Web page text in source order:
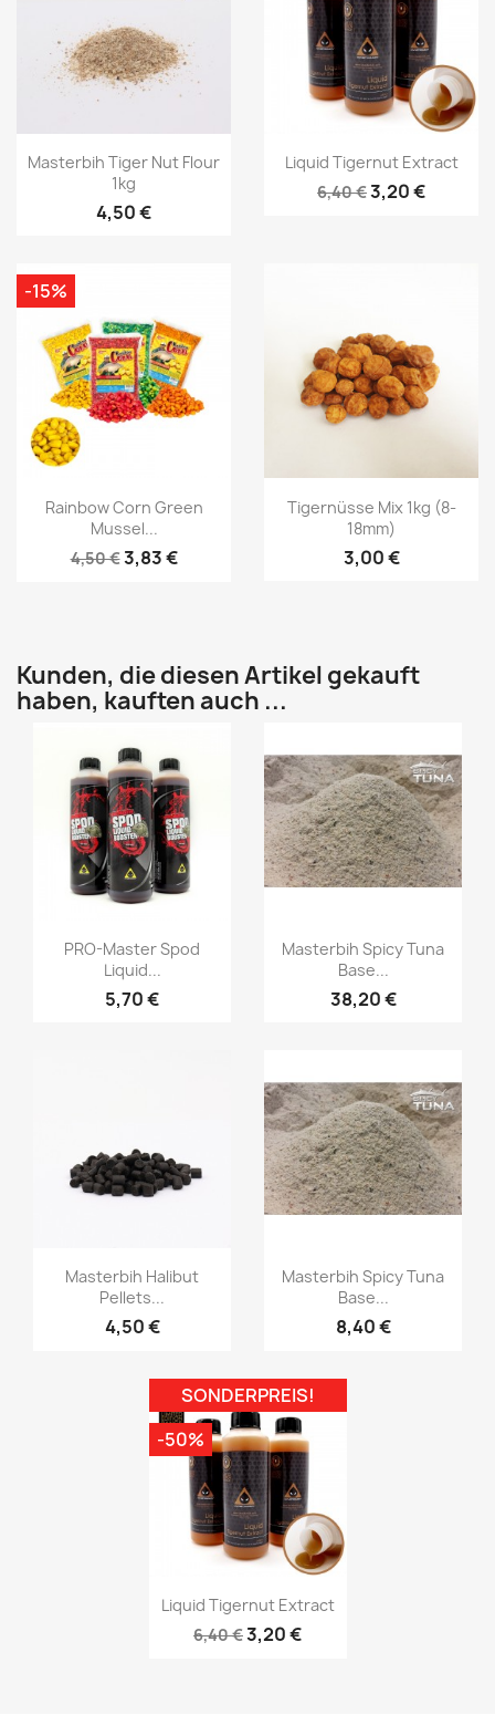
Vorschau
Masterbih Tiger Nut Flour
1kg
4,50 €
Vorschau
Liquid Tigernut Extract
6,40 €3,20 €
Vorschau
Rainbow Corn Green
Mussel...
4,50 €3,83 €
-15%
Vorschau
Tigernüsse Mix 1kg (8-
18mm)
3,00 €
Kunden, die diesen Artikel gekauft
haben, kauften auch ...
Vorschau
PRO-Master Spod
Liquid...
5,70 €
Vorschau
Masterbih Spicy Tuna
Base...
38,20 €
Vorschau
Masterbih Halibut
Pellets...
4,50 €
Vorschau
Masterbih Spicy Tuna
Base...
8,40 €
Vorschau
Liquid Tigernut Extract
6,40 €3,20 €
SONDERPREIS!
-50%